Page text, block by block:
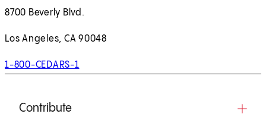
8700 Beverly Blvd.
Los Angeles, CA 90048
1-800-CEDARS-1
Contribute